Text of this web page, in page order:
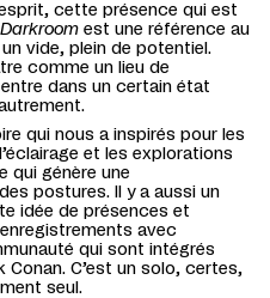
cette présence qui est
Darkroom est une référence au
vide, plein de potentiel.
comme un lieu de
dans un certain état
qui nous a inspirés pour les
et les explorations
qui génère une
postures. Il y a aussi un
idée de présences et
avec
qui sont intégrés
C’est un solo, certes,
seul.